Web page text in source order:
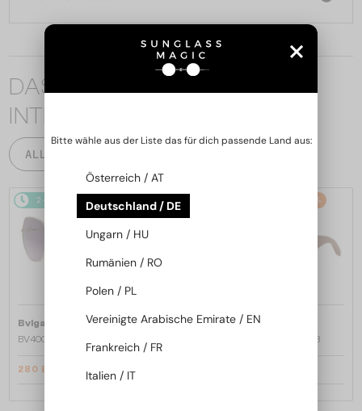
DAS KÖNNTE SIE AUCH
INTERESSIEREN
ALLE PRODUKTE
2-4 WERKTAGE -22%
Bvlgari
Sonnenbrillen
BV40035U - 33T - 58
280 EUR
-20%
Bvlgari— Sonnenbrillen
BV40044I SERPENTI - 45A - 53
Bitte wähle aus der Liste das für dich passende Land aus:
Österreich / AT
Deutschland / DE
Ungarn / HU
Rumänien / RO
Polen / PL
Vereinigte Arabische Emirate / EN
Frankreich / FR
Italien / IT